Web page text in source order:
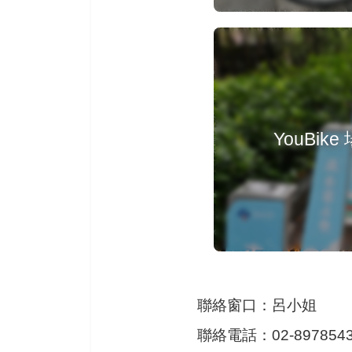
聯絡窗口 ： 呂小姐
聯絡電話 ：02-